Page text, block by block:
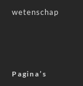
wetenschap
Pagina’s